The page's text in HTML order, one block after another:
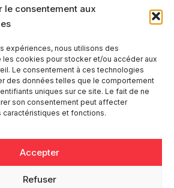
le consentement aux
expériences, nous utilisons des
cookies pour stocker et/ou accéder aux
Le consentement à ces technologies
des données telles que le comportement
uniques sur ce site. Le fait de ne
son consentement peut affecter
et fonctions.
Accepter
Refuser